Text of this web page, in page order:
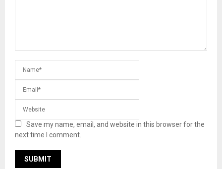
Save my name, email, and website in this browser for the
next time I comment.